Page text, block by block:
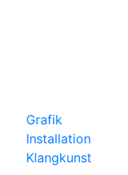
Grafik
Installation
Klangkunst